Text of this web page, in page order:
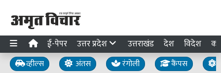
ई-पेपर उत्तर प्रदेश उत्तराखंड देश विदेश
व्हील्स अंतस रंगोली कैंपस